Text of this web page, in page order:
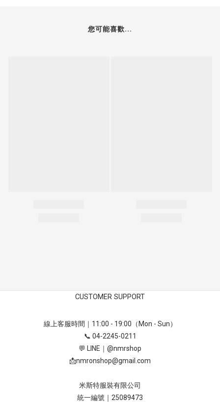
您可能喜歡...
CUSTOMER SUPPORT
線上客服時間｜11:00 - 19:00（Mon - Sun）
📞 04-2245-0211
💬 LINE｜ @nmrshop
📩nmronshop@gmail.com
米斯特服裝有限公司
統一編號｜25089473